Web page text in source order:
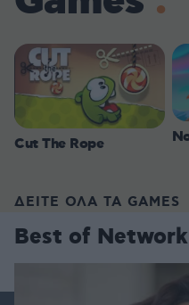
Cut The Rope
ΔΕΙΤΕ ΟΛΑ ΤΑ GAMES
Best of Network